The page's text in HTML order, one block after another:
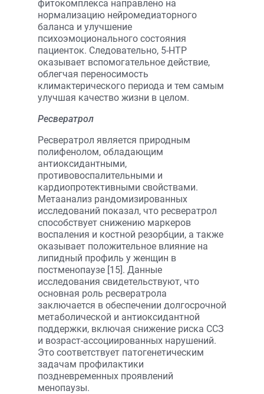
фитокомплекса направлено на
нормализацию нейромедиаторного
баланса и улучшение
психоэмоционального состояния
пациенток. Следовательно, 5-HTP
оказывает вспомогательное действие,
облегчая переносимость
климактерического периода и тем самым
улучшая качество жизни в целом.
Ресвератрол
Ресвератрол является природным
полифенолом, обладающим
антиоксидантными,
противовоспалительными и
кардиопротективными свойствами.
Метаанализ рандомизированных
исследований показал, что ресвератрол
способствует снижению маркеров
воспаления и костной резорбции, а также
оказывает положительное влияние на
липидный профиль у женщин в
постменопаузе [15]. Данные
исследования свидетельствуют, что
основная роль ресвератрола
заключается в обеспечении долгосрочной
метаболической и антиоксидантной
поддержки, включая снижение риска ССЗ
и возраст-ассоциированных нарушений.
Это соответствует патогенетическим
задачам профилактики
поздневременных проявлений
менопаузы.